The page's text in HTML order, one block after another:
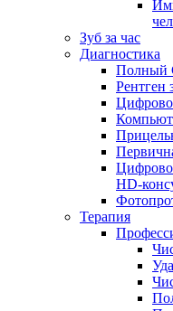
Зуб за час
Диагностика
Полный
HD-
Терапия